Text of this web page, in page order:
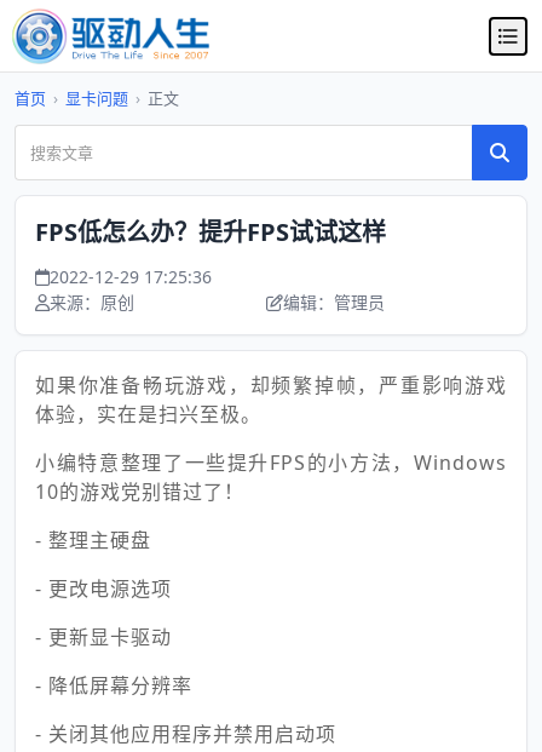
首页 › 显卡问题 › 正文
FPS低怎么办？提升FPS试试这样
2022-12-29 17:25:36
来源：原创
编辑：管理员
如果你准备畅玩游戏，却频繁掉帧，严重影响游戏
体验，实在是扫兴至极。
小编特意整理了一些提升FPS的小方法，Windows
10的游戏党别错过了！
- 整理主硬盘
- 更改电源选项
- 更新显卡驱动
- 降低屏幕分辨率
- 关闭其他应用程序并禁用启动项